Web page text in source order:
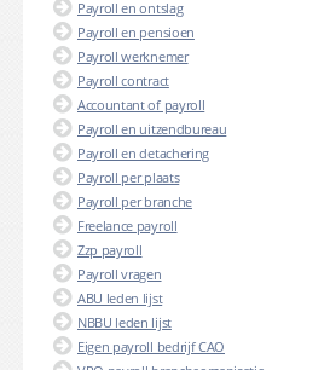
Payroll en ontslag
Payroll en pensioen
Payroll werknemer
Payroll contract
Accountant of payroll
Payroll en uitzendbureau
Payroll en detachering
Payroll per plaats
Payroll per branche
Freelance payroll
Zzp payroll
Payroll vragen
ABU leden lijst
NBBU leden lijst
Eigen payroll bedrijf CAO